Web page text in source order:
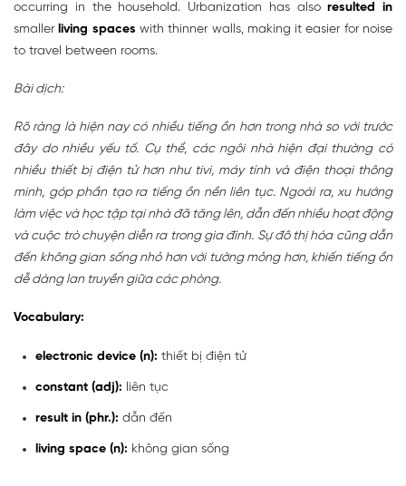
occurring in the household. Urbanization has alsoresulted in
smallerliving spaces with thinner walls, making it easier for noise
to travel between rooms.
Bài dịch:
Rõ ràng là hiện nay có nhiều tiếng ồn hơn trong nhà so với trước
đây do nhiều yếu tố. Cụ thể, các ngôi nhà hiện đại thường có
nhiều thiết bị điện tử hơn như tivi, máy tính và điện thoại thông
minh, góp phần tạo ra tiếng ồn nền liên tục. Ngoài ra, xu hướng
làm việc và học tập tại nhà đã tăng lên, dẫn đến nhiều hoạt động
và cuộc trò chuyện diễn ra trong gia đình. Sự đô thị hóa cũng dẫn
đến không gian sống nhỏ hơn với tường mỏng hơn, khiến tiếng ồn
dễ dàng lan truyền giữa các phòng.
Vocabulary:
electronic device (n): thiết bị điện tử
constant (adj): liên tục
result in (phr.): dẫn đến
living space (n): không gian sống